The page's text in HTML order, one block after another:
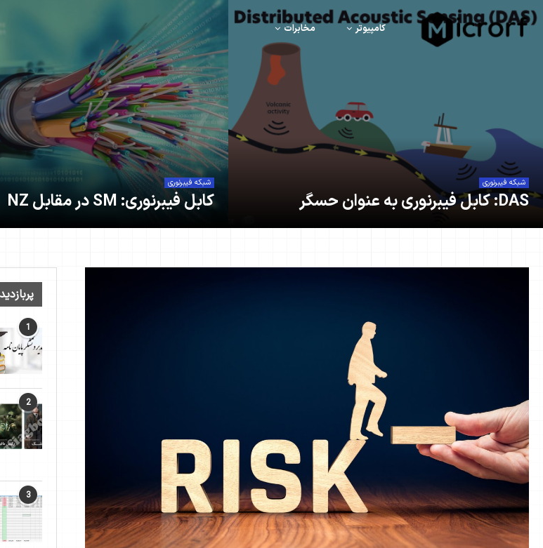
کامپیوتر مخابرات
شبکه فیبرنوری
DAS: کابل فیبرنوری به عنوان حسگر
شبکه فیبرنوری
کابل فیبرنوری: SM در مقابل NZ
1
2
3